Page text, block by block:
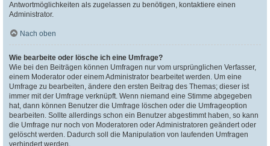
Antwortmöglichkeiten als zugelassen zu benötigen, kontaktiere einen
Administrator.
Nach oben
Wie bearbeite oder lösche ich eine Umfrage?
Wie bei den Beiträgen können Umfragen nur vom ursprünglichen Verfasser,
einem Moderator oder einem Administrator bearbeitet werden. Um eine
Umfrage zu bearbeiten, ändere den ersten Beitrag des Themas; dieser ist
immer mit der Umfrage verknüpft. Wenn niemand eine Stimme abgegeben
hat, dann können Benutzer die Umfrage löschen oder die Umfrageoption
bearbeiten. Sollte allerdings schon ein Benutzer abgestimmt haben, so kann
die Umfrage nur noch von Moderatoren oder Administratoren geändert oder
gelöscht werden. Dadurch soll die Manipulation von laufenden Umfragen
verhindert werden.